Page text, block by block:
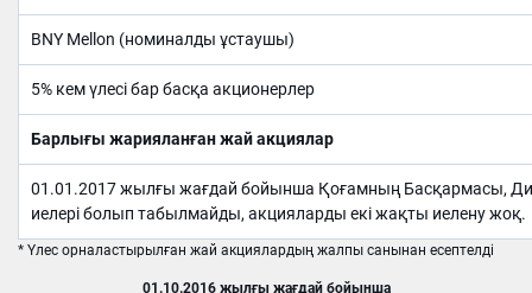
BNY Mellon (номиналды ұстаушы)
5% кем үлесі бар басқа акционерлер
Барлығы жарияланған жай акциялар
01.01.2017 жылғы жағдай бойынша Қоғамның Басқармасы,
иелері болып табылмайды, акцияларды екі жақты иелену жоқ.
* Үлес орналастырылған жай акциялардың жалпы санынан есептелді
01.10.2016 жылғы жағдай бойынша